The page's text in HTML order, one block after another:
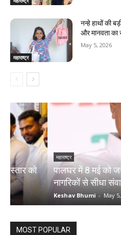
महाराष्ट्र
नन्हे हाथों की
और मानवता
May 5, 2026
महाराष्ट्र
पालघर में 8 मई को जनता
नागरिकों से सीधा संवाद
Keshav Bhumi - May 5, 2026 0
MOST POPULAR